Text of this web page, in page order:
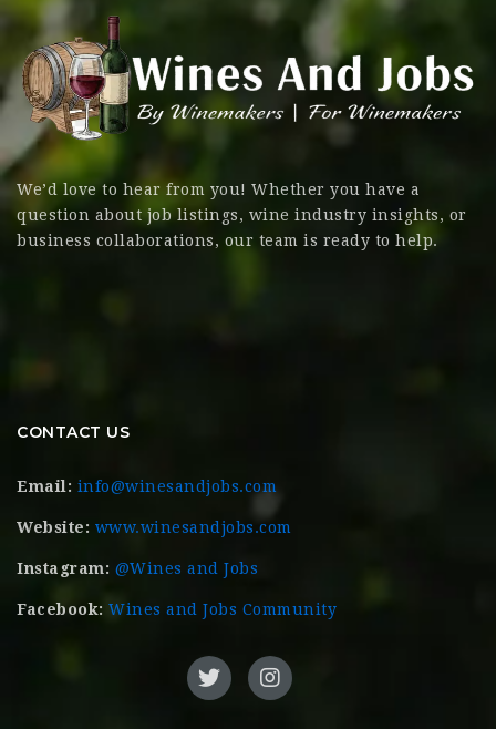
We’d love to hear from you! Whether you have a
question about job listings, wine industry insights, or
business collaborations, our team is ready to help.
CONTACT US
Email: info@winesandjobs.com
Website: www.winesandjobs.com
Instagram: @Wines and Jobs
Facebook: Wines and Jobs Community